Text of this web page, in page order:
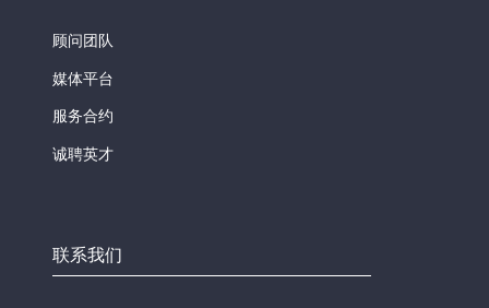
顾问团队
媒体平台
服务合约
诚聘英才
联系我们